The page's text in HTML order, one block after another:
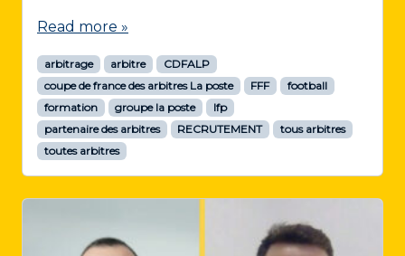
Read more »
arbitrage arbitre
CDFALP
coupe de france des arbitres La poste
FFF
football
formation
groupe la poste
lfp
partenaire des arbitres
RECRUTEMENT
tous arbitres
toutes arbitres